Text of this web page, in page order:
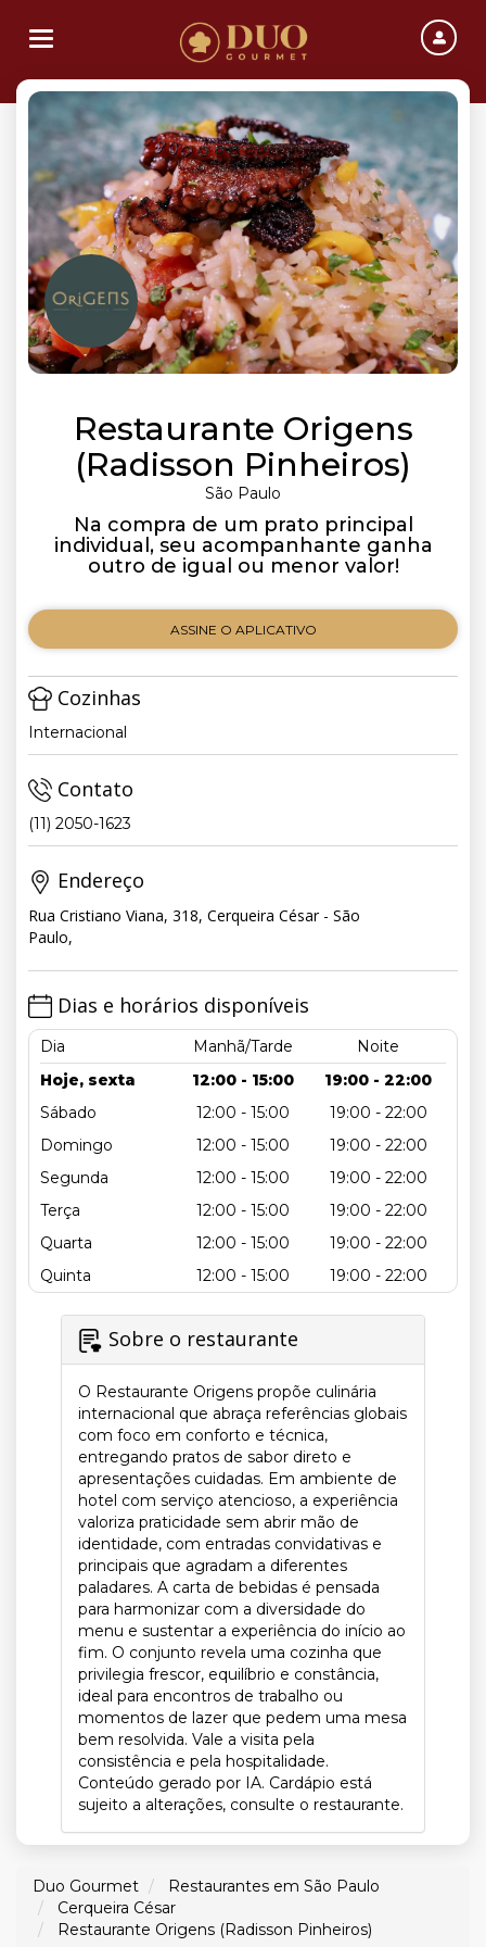
Toggle navigation
Restaurante Origens
(Radisson Pinheiros)
São Paulo
Na compra de um prato principal
individual, seu acompanhante ganha
outro de igual ou menor valor!
ASSINE O APLICATIVO
Cozinhas
Internacional
Contato
(11) 2050-1623
Endereço
Rua Cristiano Viana, 318, Cerqueira César - São
Paulo,
Dias e horários disponíveis
Dia Manhã/Tarde
Noite
Hoje, sexta
12:00 - 15:00
19:00 - 22:00
Sábado
12:00 - 15:00
19:00 - 22:00
Domingo
12:00 - 15:00
19:00 - 22:00
Segunda
12:00 - 15:00
19:00 - 22:00
Terça
12:00 - 15:00
19:00 - 22:00
Quarta
12:00 - 15:00
19:00 - 22:00
Quinta
12:00 - 15:00 19:00 - 22:00
Sobre o restaurante
O Restaurante Origens propõe culinária
internacional que abraça referências globais
com foco em conforto e técnica,
entregando pratos de sabor direto e
apresentações cuidadas. Em ambiente de
hotel com serviço atencioso, a experiência
valoriza praticidade sem abrir mão de
identidade, com entradas convidativas e
principais que agradam a diferentes
paladares. A carta de bebidas é pensada
para harmonizar com a diversidade do
menu e sustentar a experiência do início ao
fim. O conjunto revela uma cozinha que
privilegia frescor, equilíbrio e constância,
ideal para encontros de trabalho ou
momentos de lazer que pedem uma mesa
bem resolvida. Vale a visita pela
consistência e pela hospitalidade.
Conteúdo gerado por IA. Cardápio está
sujeito a alterações, consulte o restaurante.
Duo Gourmet
Restaurantes em São Paulo
Cerqueira César
Restaurante Origens (Radisson Pinheiros)